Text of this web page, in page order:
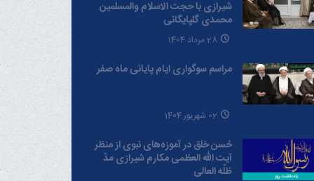
شیرازی با حجت الاسلام والمسلمین
محمدی گلپایگانی
28 مرداد 1404
مراسم سوگواری ایام پایانی ماه صفر
02 شهریور 1404
حُسن خلق در آموزه‌های نبوی از منظر
آیت الله العظمی مکارم شیرازی مدّ
ظلّه العالی